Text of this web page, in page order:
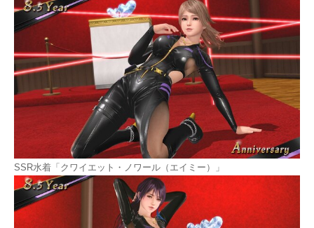
SSR水着「クワイエット・ノワール（エイミー）」